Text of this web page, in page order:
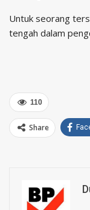
Untuk seorang
tengah dalam
110
Share